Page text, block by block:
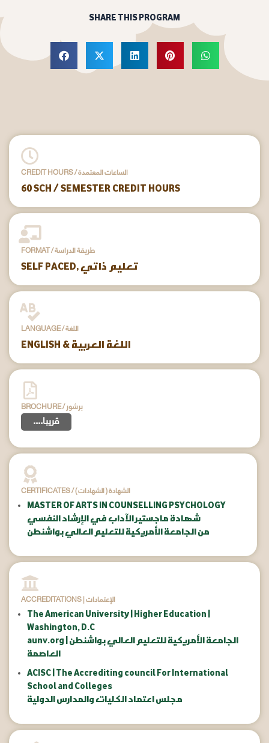
SHARE THIS PROGRAM
CREDIT HOURS / الساعات المعتمدة
60 SCH / SEMESTER CREDIT HOURS
FORMAT / طريقة الدراسة
SELF PACED, تعليم ذاتي
LANGUAGE / اللغة
ENGLISH & اللغة العربية
BROCHURE / برشور
....قريبا
CERTIFICATES / ( الشهادات ) الشهادة
MASTER OF ARTS IN COUNSELLING PSYCHOLOGY
شهادة ماجستير الآداب في الإرشاد النفسي
من الجامعة الأمريكية للتعليم العالي بواشنطن
ACCREDITATIONS | الإعتمادات
The American University | Higher Education |
Washington, D.C
aunv.org | الجامعة الأمريكية للتعليم العالي بواشنطن
العاصمة
ACISC | The Accrediting council For International
School and Colleges
مجلس اعتماد الكليات والمدارس الدولية